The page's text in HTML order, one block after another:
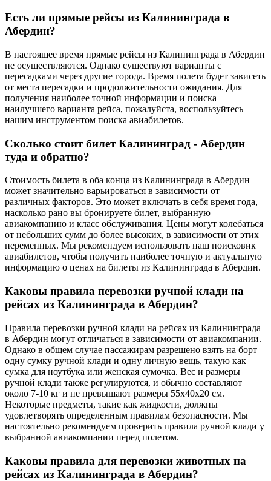
Есть ли прямые рейсы из Калининграда в
Абердин?
В настоящее время прямые рейсы из Калининграда в Абердин
не осуществляются. Однако существуют варианты с
пересадками через другие города. Время полета будет зависеть
от места пересадки и продолжительности ожидания. Для
получения наиболее точной информации и поиска
наилучшего варианта рейса, пожалуйста, воспользуйтесь
нашим инструментом поиска авиабилетов.
Сколько стоит билет Калининград - Абердин
туда и обратно?
Стоимость билета в оба конца из Калининграда в Абердин
может значительно варьироваться в зависимости от
различных факторов. Это может включать в себя время года,
насколько рано вы бронируете билет, выбранную
авиакомпанию и класс обслуживания. Цены могут колебаться
от небольших сумм до более высоких, в зависимости от этих
переменных. Мы рекомендуем использовать наш поисковик
авиабилетов, чтобы получить наиболее точную и актуальную
информацию о ценах на билеты из Калининграда в Абердин.
Каковы правила перевозки ручной клади на
рейсах из Калининграда в Абердин?
Правила перевозки ручной клади на рейсах из Калининграда
в Абердин могут отличаться в зависимости от авиакомпании.
Однако в общем случае пассажирам разрешено взять на борт
одну сумку ручной клади и одну личную вещь, такую как
сумка для ноутбука или женская сумочка. Вес и размеры
ручной клади также регулируются, и обычно составляют
около 7-10 кг и не превышают размеры 55x40x20 см.
Некоторые предметы, такие как жидкости, должны
удовлетворять определенным правилам безопасности. Мы
настоятельно рекомендуем проверить правила ручной клади у
выбранной авиакомпании перед полетом.
Каковы правила для перевозки животных на
рейсах из Калининграда в Абердин?